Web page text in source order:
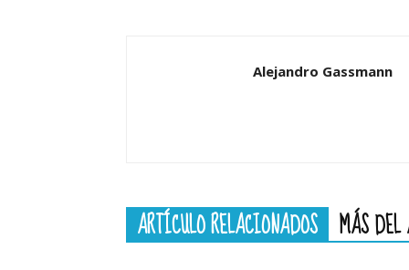
Alejandro Gassmann
ARTÍCULO RELACIONADOS MÁS DEL